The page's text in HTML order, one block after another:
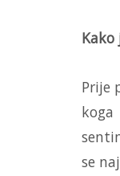
Kako
Prije
se